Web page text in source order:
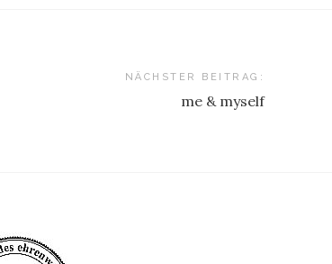
NÄCHSTER BEITRAG:
me & myself